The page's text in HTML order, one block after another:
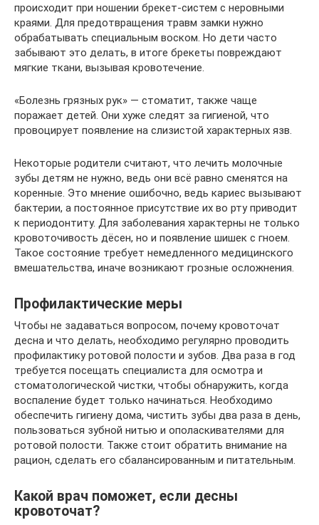
происходит при ношении брекет-систем с неровными
краями. Для предотвращения травм замки нужно
обрабатывать специальным воском. Но дети часто
забывают это делать, в итоге брекеты повреждают
мягкие ткани, вызывая кровотечение.
«Болезнь грязных рук» — стоматит, также чаще
поражает детей. Они хуже следят за гигиеной, что
провоцирует появление на слизистой характерных язв.
Некоторые родители считают, что лечить молочные
зубы детям не нужно, ведь они всё равно сменятся на
коренные. Это мнение ошибочно, ведь кариес вызывают
бактерии, а постоянное присутствие их во рту приводит
к периодонтиту. Для заболевания характерны не только
кровоточивость дёсен, но и появление шишек с гноем.
Такое состояние требует немедленного медицинского
вмешательства, иначе возникают грозные осложнения.
Профилактические меры
Чтобы не задаваться вопросом, почему кровоточат
десна и что делать, необходимо регулярно проводить
профилактику ротовой полости и зубов. Два раза в год
требуется посещать специалиста для осмотра и
стоматологической чистки, чтобы обнаружить, когда
воспаление будет только начинаться. Необходимо
обеспечить гигиену дома, чистить зубы два раза в день,
пользоваться зубной нитью и ополаскивателями для
ротовой полости. Также стоит обратить внимание на
рацион, сделать его сбалансированным и питательным.
Какой врач поможет, если десны
кровоточат?